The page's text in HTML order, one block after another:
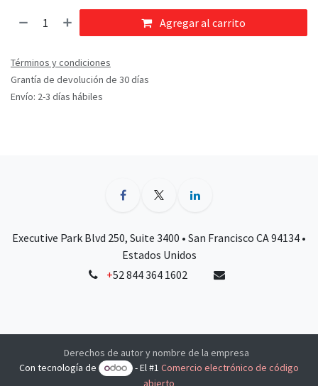
Agregar al carrito
Términos y condiciones
Grantía de devolución de 30 días
Envío: 2-3 días hábiles
Executive Park Blvd 250, Suite 3400 • San Francisco CA 94134 •
Estados Unidos
+52 844 364 1602
Derechos de autor y nombre de la empresa
Con tecnología de
- El #1Comercio electrónico de código
abierto